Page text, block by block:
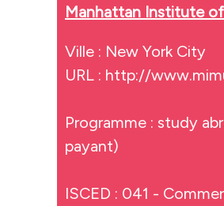
Manhattan Institute
Ville : New York City
URL : http://
Programme : study
payant)
ISCED : 041 -